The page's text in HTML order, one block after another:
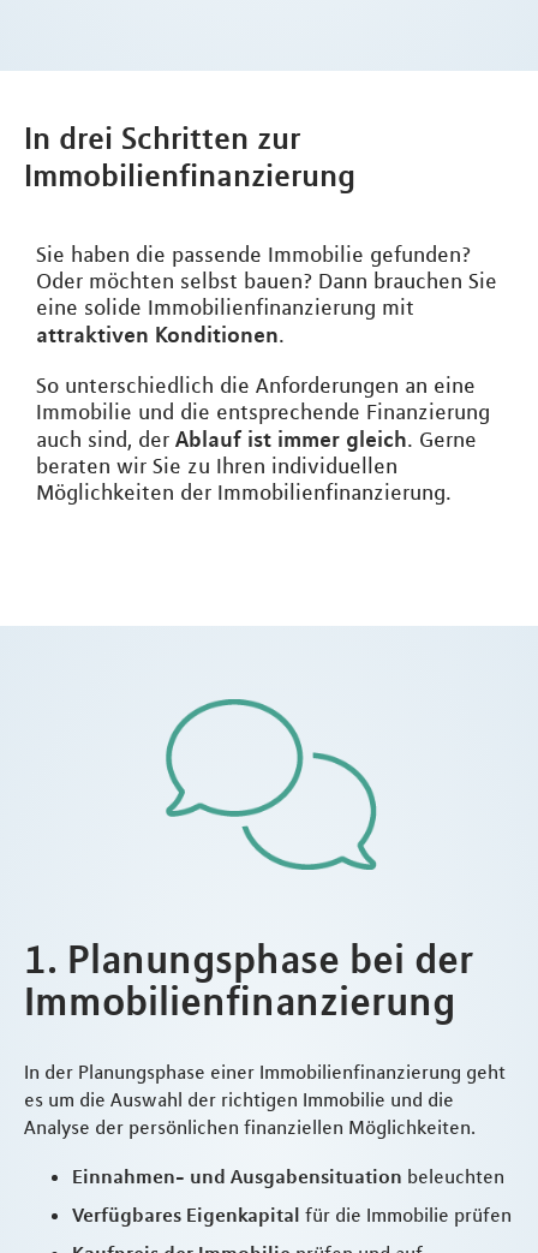
In drei Schritten zur
Immobilienfinanzierung
Sie haben die passende Immobilie gefunden?
Oder möchten selbst bauen? Dann brauchen Sie
eine solide Immobilienfinanzierung mit
attraktiven Konditionen.
So unterschiedlich die Anforderungen an eine
Immobilie und die entsprechende Finanzierung
auch sind, der Ablauf ist immer gleich. Gerne
beraten wir Sie zu Ihren individuellen
Möglichkeiten der Immobilienfinanzierung.
1. Planungsphase bei der
Immobilienfinanzierung
In der Planungsphase einer Immobilienfinanzierung geht
es um die Auswahl der richtigen Immobilie und die
Analyse der persönlichen finanziellen Möglichkeiten.
Einnahmen- und Ausgabensituation beleuchten
Verfügbares Eigenkapital für die Immobilie prüfen